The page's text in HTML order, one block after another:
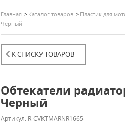
Главная Каталог товаров Пластик для
Черный
К СПИСКУ ТОВАРОВ
Обтекатели
Черный
Артикул: R-CVKTMARNR1665